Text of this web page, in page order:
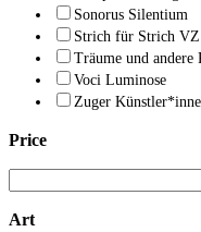
Sonorus Silentium
Strich für Strich VZ
Träume und andere
Voci Luminose
Zuger
Price
Art